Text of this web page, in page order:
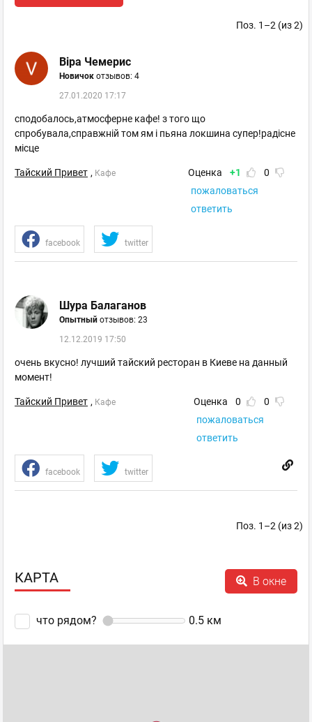
Поз. 1–2 (из 2)
Віра Чемерис
Новичок отзывов: 4
27.01.2020 17:17
сподобалось,атмосферне кафе! з того що
спробувала,справжній том ям і пьяна локшина супер!радісне
місце
Тайский Привет , Кафе Оценка +1
0
пожаловаться
ответить
facebook twitter
Шура Балаганов
Опытный отзывов: 23
12.12.2019 17:50
очень вкусно! лучший тайский ресторан в Киеве на данный
момент!
Тайский Привет , Кафе Оценка 0
0
пожаловаться
ответить
facebook twitter
Поз. 1–2 (из 2)
КАРТА В окне
что рядом? 0.5 км